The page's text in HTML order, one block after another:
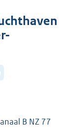
B NZ 77